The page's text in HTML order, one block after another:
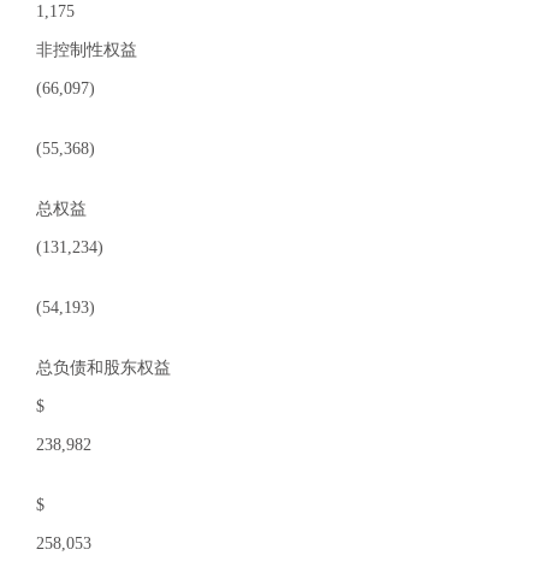
1,175
非控制性权益
(66,097)
(55,368)
总权益
(131,234)
(54,193)
总负债和股东权益
$
238,982
$
258,053